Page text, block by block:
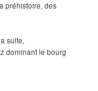
préhistoire, des
suite,
dominant le bourg